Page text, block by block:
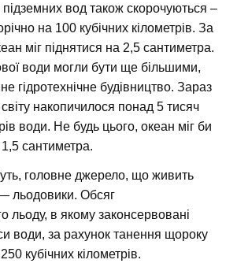
вод також скорочуються –
на 100 кубічних кілометрів. За
міг піднятися на 2,5 сантиметра.
води могли бути ще більшими,
гідротехнічне будівництво. Зараз
накопичилося понад 5 тисяч
води. Не будь цього, океан міг би
сантиметра.
головне джерело, що живить
льодовики. Обсяг
льоду, в якому законсервовані
води, за рахунок танення щороку
кубічних кілометрів.